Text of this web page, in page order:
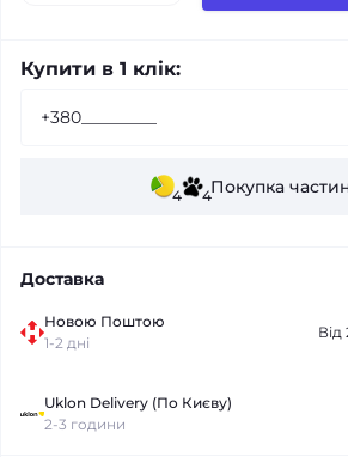
Купити в 1 клік:
4 4Покупка
Доставка
Новою Поштою
1-2 дні
Uklon Delivery (По Києву)
2-3 години